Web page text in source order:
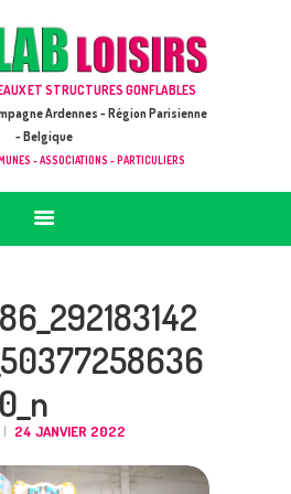
ET STRUCTURES GONFLABLES
Ardennes - Région Parisienne
- Belgique
- ASSOCIATIONS - PARTICULIERS
LOISIRS
PRESTATIONS
(SOUS 24H)
24 JANVIER 2022